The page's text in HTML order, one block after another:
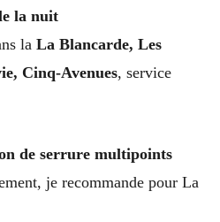
la nuit
la La Blancarde, Les
Cinq-Avenues, service
de serrure multipoints
je recommande pour La